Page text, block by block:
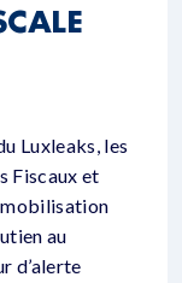
Luxleaks, les
Fiscaux et
mobilisation
au
d’alerte